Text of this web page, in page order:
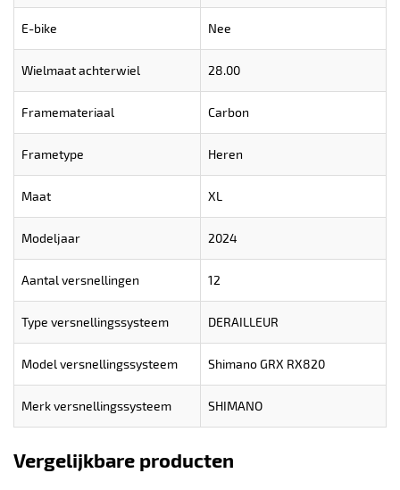
E-bike Nee
Wielmaat achterwiel 28.00
Framemateriaal Carbon
Frametype Heren
Maat XL
Modeljaar 2024
Aantal versnellingen 12
Type versnellingssysteem DERAILLEUR
Model versnellingssysteem Shimano GRX RX820
Merk versnellingssysteem SHIMANO
Vergelijkbare producten